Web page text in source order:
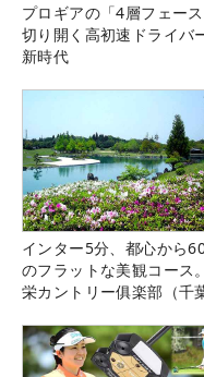
プロギアの「4層フェー
切り開く高初速ドライバ
新時代
インター5分、都心から
のフラットな美観コース
栄カントリー俱楽部（千